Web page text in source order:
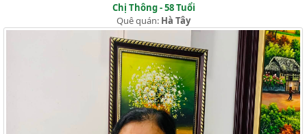
Chị Thông - 58 Tuổi
Quê quán: Hà Tây